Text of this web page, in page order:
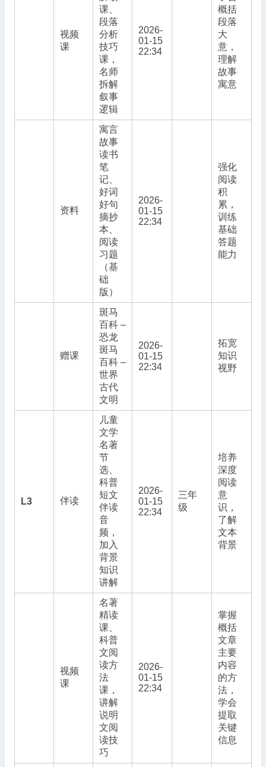
视频
课
课、
段落
分析
技巧
课，
名师
拆解
叙事
逻辑
2026-
01-15
22:34
概括
段落
大
意，
理解
故事
寓意
资料
寓言
故事
读书
笔
记、
好词
好句
摘抄
本、
阅读
习题
（基
础
版）
2026-
01-15
22:34
强化
阅读
积
累，
训练
基础
答题
能力
赠课
斑马
百科 –
恐龙
斑马
百科 –
世界
古代
文明
2026-
01-15
22:34
拓宽
知识
视野
L3 伴读
儿童
文学
名著
节
选、
科普
短文
伴读
音
频，
加入
背景
知识
讲解
2026-
01-15
22:34
三年
级
培养
深度
阅读
意
识，
了解
文本
背景
视频
课
名著
精读
课、
科普
文阅
读方
法
课，
讲解
说明
文阅
读技
巧
2026-
01-15
22:34
掌握
概括
文章
主要
内容
的方
法，
学会
提取
关键
信息